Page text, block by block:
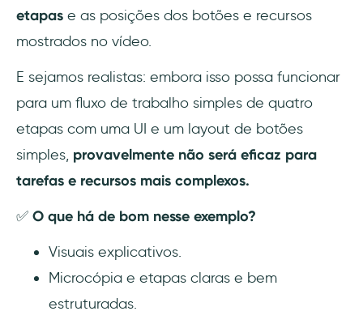
etapas e as posições dos botões e recursos
mostrados no vídeo.
E sejamos realistas: embora isso possa funcionar
para um fluxo de trabalho simples de quatro
etapas com uma UI e um layout de botões
simples, provavelmente não será eficaz para
tarefas e recursos mais complexos.
✅ O que há de bom nesse exemplo?
Visuais explicativos.
Microcópia e etapas claras e bem
estruturadas.